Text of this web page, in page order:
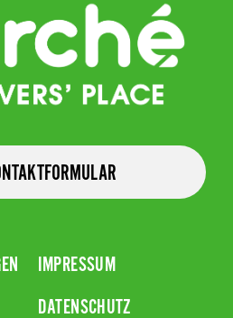
IMPRESSUM
DATENSCHUTZ